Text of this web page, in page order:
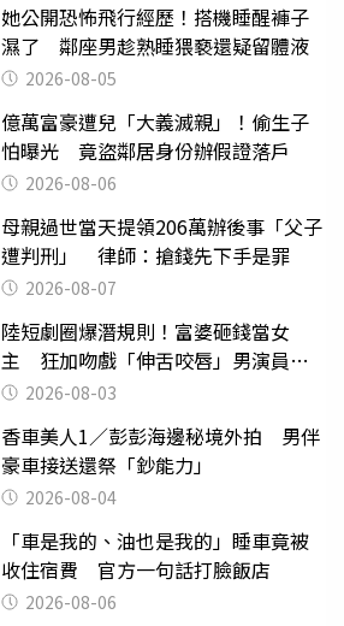
她公開恐怖飛行經歷！搭機睡醒褲子
濕了 鄰座男趁熟睡猥褻還疑留體液
2026-08-05
億萬富豪遭兒「大義滅親」！偷生子
怕曝光 竟盜鄰居身份辦假證落戶
2026-08-06
母親過世當天提領206萬辦後事「父子
遭判刑」 律師：搶錢先下手是罪
2026-08-07
陸短劇圈爆潛規則！富婆砸錢當女
主 狂加吻戲「伸舌咬唇」男演員崩
潰 2026-08-03
香車美人1／彭彭海邊秘境外拍 男伴
豪車接送還祭「鈔能力」
2026-08-04
「車是我的、油也是我的」睡車竟被
收住宿費 官方一句話打臉飯店
2026-08-06